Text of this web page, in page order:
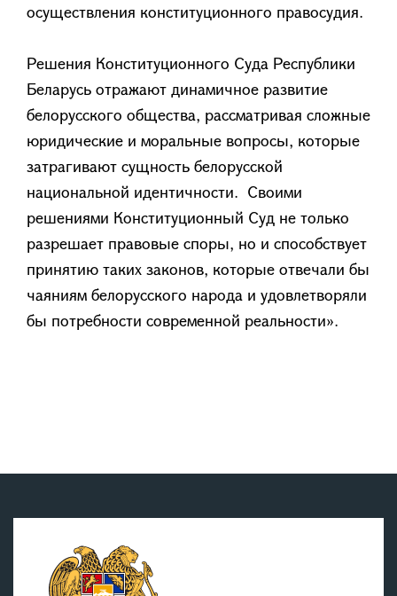
осуществления конституционного правосудия.
Решения Конституционного Суда Республики
Беларусь отражают динамичное развитие
белорусского общества, рассматривая сложные
юридические и моральные вопросы, которые
затрагивают сущность белорусской
национальной идентичности. Своими
решениями Конституционный Суд не только
разрешает правовые споры, но и способствует
принятию таких законов, которые отвечали бы
чаяниям белорусского народа и удовлетворяли
бы потребности современной реальности».